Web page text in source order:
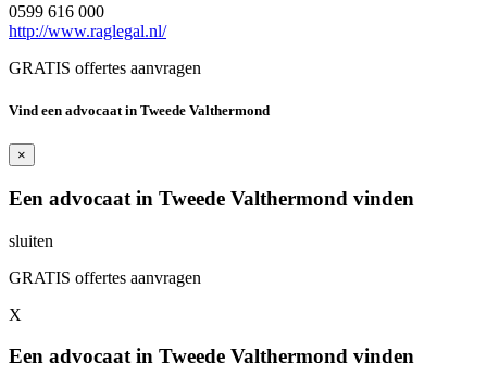
0599 616 000
http://www.raglegal.nl/
GRATIS offertes aanvragen
Vind een advocaat in Tweede Valthermond
×
Een advocaat in Tweede Valthermond vinden
sluiten
GRATIS offertes aanvragen
X
Een advocaat in Tweede Valthermond vinden